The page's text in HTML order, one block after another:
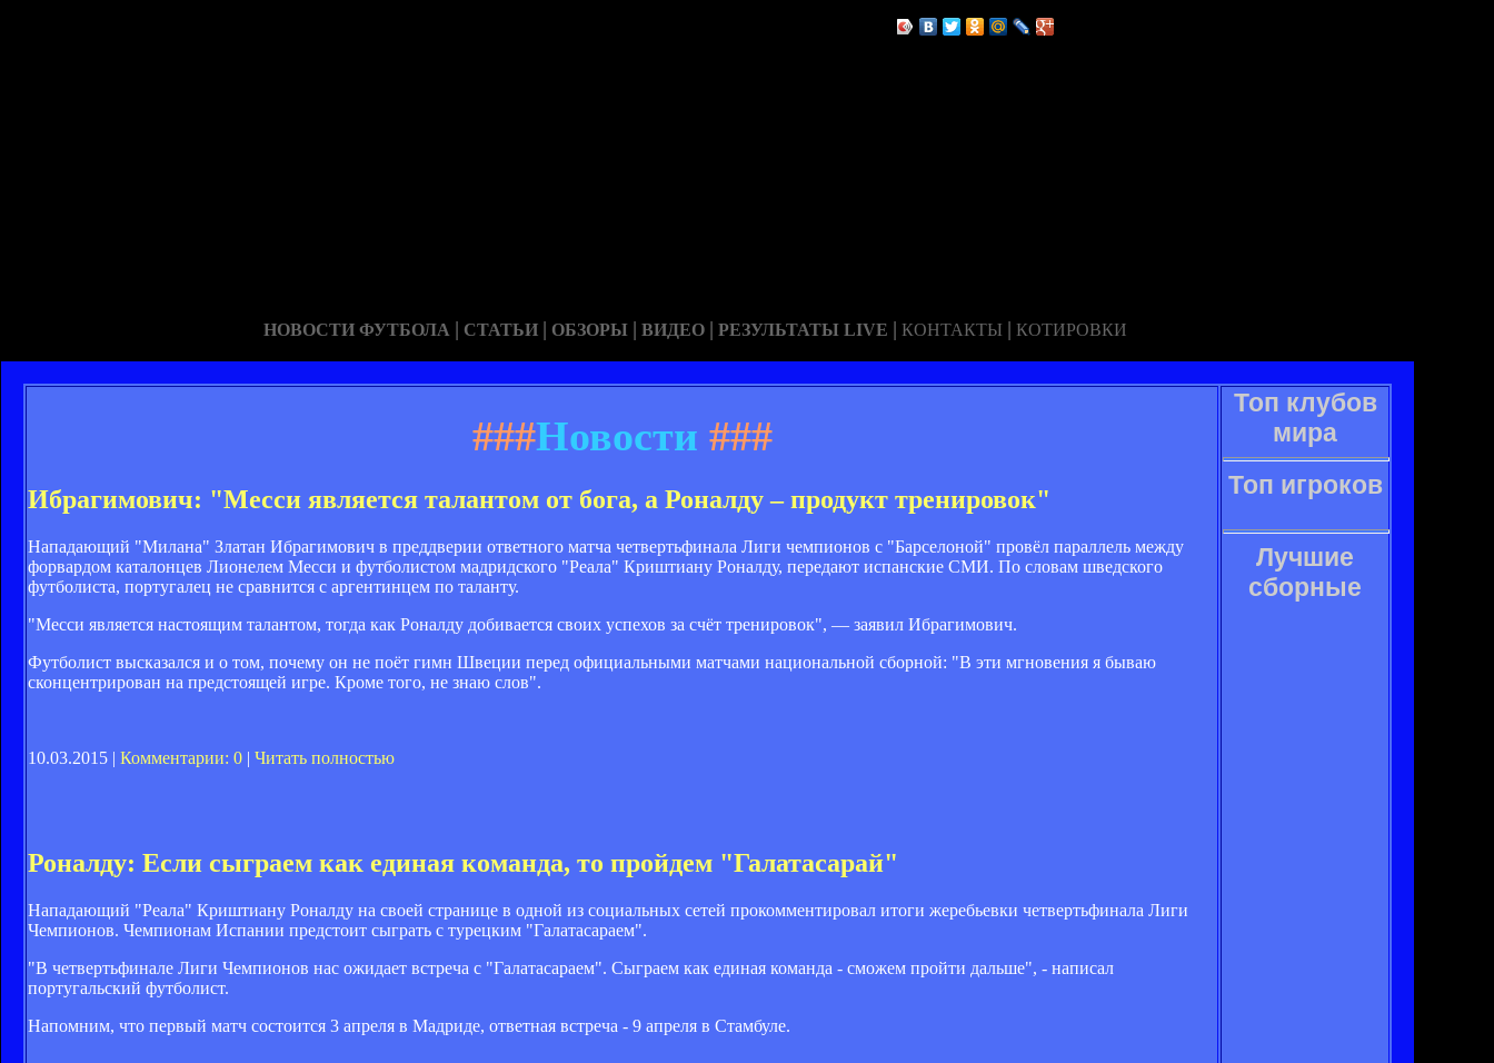
НОВОСТИ ФУТБОЛА | СТАТЬИ | ОБЗОРЫ | ВИДЕО | РЕЗУЛЬТАТЫ LIVE | КОНТАКТЫ | КОТИРОВКИ
###Новости ###
Ибрагимович: "Месси является талантом от бога, а Роналду – продукт тренировок"
Нападающий "Милана" Златан Ибрагимович в преддверии ответного матча четвертьфинала Лиги чемпионов с "Барселоной" провёл параллель между
форвардом каталонцев Лионелем Месси и футболистом мадридского "Реала" Криштиану Роналду, передают испанские СМИ. По словам шведского
футболиста, португалец не сравнится с аргентинцем по таланту.
"Месси является настоящим талантом, тогда как Роналду добивается своих успехов за счёт тренировок", — заявил Ибрагимович.
Футболист высказался и о том, почему он не поёт гимн Швеции перед официальными матчами национальной сборной: "В эти мгновения я бываю
сконцентрирован на предстоящей игре. Кроме того, не знаю слов".
10.03.2015 | Комментарии: 0 | Читать полностью
Роналду: Если сыграем как единая команда, то пройдем "Галатасарай"
Нападающий "Реала" Криштиану Роналду на своей странице в одной из социальных сетей прокомментировал итоги жеребьевки четвертьфинала Лиги
Чемпионов. Чемпионам Испании предстоит сыграть с турецким "Галатасараем".
"В четвертьфинале Лиги Чемпионов нас ожидает встреча с "Галатасараем". Сыграем как единая команда - сможем пройти дальше", - написал
португальский футболист.
Напомним, что первый матч состоится 3 апреля в Мадриде, ответная встреча - 9 апреля в Стамбуле.
Топ клубов
мира
Топ игроков
Лучшие
сборные